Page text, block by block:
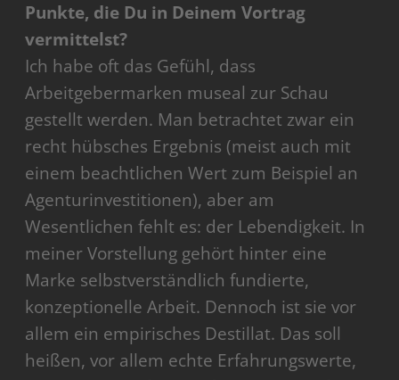
Punkte, die Du in Deinem Vortrag
vermittelst?
Ich habe oft das Gefühl, dass
Arbeitgebermarken museal zur Schau
gestellt werden. Man betrachtet zwar ein
recht hübsches Ergebnis (meist auch mit
einem beachtlichen Wert zum Beispiel an
Agenturinvestitionen), aber am
Wesentlichen fehlt es: der Lebendigkeit. In
meiner Vorstellung gehört hinter eine
Marke selbstverständlich fundierte,
konzeptionelle Arbeit. Dennoch ist sie vor
allem ein empirisches Destillat. Das soll
heißen, vor allem echte Erfahrungswerte,